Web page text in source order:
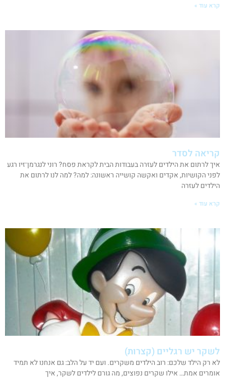
קרא עוד »
קריאה לסדר
איך לרתום את הילדים לעזרה בעבודות הבית לקראת פסח? רוני לנגרמן־זיו רגע
לפני הקושיות, אקדים ואקשה קושייה ראשונה: למה? למה לנו לרתום את
הילדים לעזרה
קרא עוד »
לשקר יש רגליים (קצרות)
לא רק הילד שלכם: רוב הילדים משקרים. ועם יד על הלב: גם אנחנו לא תמיד
אומרים אמת… אילו שקרים נפוצים, מה גורם לילדים לשקר, איך